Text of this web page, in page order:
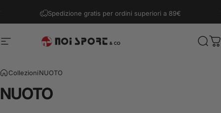
Spedizione gratis per ordini superiori a 89€
Navigazione del sito
Noi Sport & Co.
CollezioniNUOTO
NUOTO